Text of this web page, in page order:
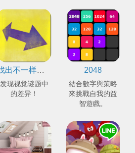
找出不一样的地方
发现视觉谜题中
的差异！
2048
結合數字與策略
來挑戰自我的益
智遊戲。